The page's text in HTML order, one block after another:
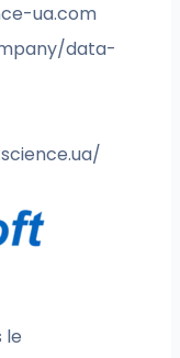
ua.com
data-
le